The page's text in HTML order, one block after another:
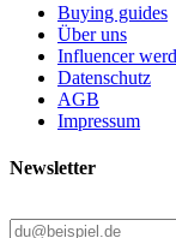
Buying guides
Über uns
Influencer
Datenschutz
AGB
Impressum
Newsletter